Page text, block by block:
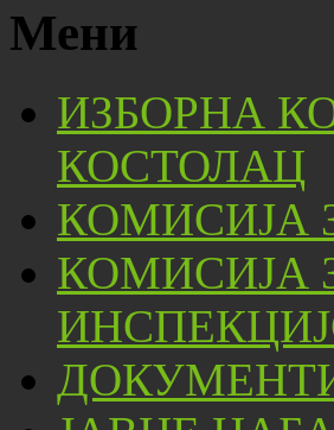
Мени
ИЗБОРНА
КОСТОЛАЦ
КОМИСИЈА
КОМИСИЈА